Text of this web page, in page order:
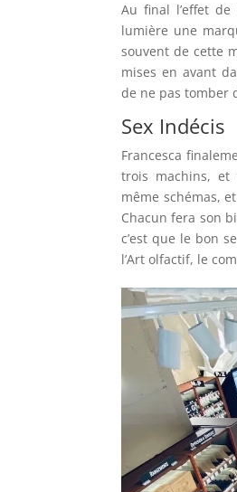
Au final l’effet
lumière une
souvent de cette
mises en avant
de ne pas tomber
Sex Indécis
Francesca
trois machins, et
même schémas,
Chacun fera son
c’est que le bon
l’Art olfactif, le